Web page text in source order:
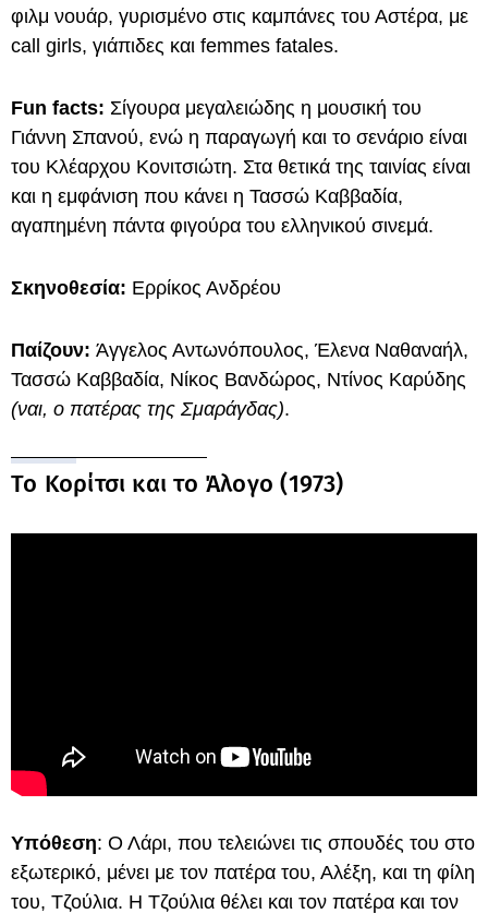
φιλμ νουάρ, γυρισμένο στις καμπάνες του Αστέρα, με
call girls, γιάπιδες και femmes fatales.
Fun facts: Σίγουρα μεγαλειώδης η μουσική του
Γιάννη Σπανού, ενώ η παραγωγή και το σενάριο είναι
του Κλέαρχου Κονιτσιώτη. Στα θετικά της ταινίας είναι
και η εμφάνιση που κάνει η Τασσώ Καββαδία,
αγαπημένη πάντα φιγούρα του ελληνικού σινεμά.
Σκηνοθεσία: Ερρίκος Ανδρέου
Παίζουν: Άγγελος Αντωνόπουλος, Έλενα Ναθαναήλ,
Τασσώ Καββαδία, Νίκος Βανδώρος, Ντίνος Καρύδης
(ναι, ο πατέρας της Σμαράγδας).
Το Κορίτσι και το Άλογο (1973)
Υπόθεση: Ο Λάρι, που τελειώνει τις σπουδές του στο
εξωτερικό, μένει με τον πατέρα του, Αλέξη, και τη φίλη
του, Τζούλια. Η Τζούλια θέλει και τον πατέρα και τον